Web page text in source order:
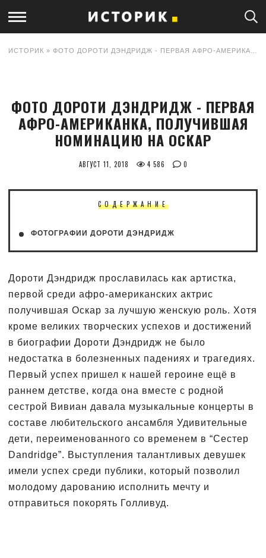
ИСТОРИК » ФОТО ДОРОТИ ДЭНДРИДЖ - ПЕРВАЯ АФРО-АМЕРИКАНКА, ПОЛУЧИВШАЯ НОМИНАЦИЮ НА ОСКАР
ФОТО ДОРОТИ ДЭНДРИДЖ - ПЕРВАЯ
АФРО-АМЕРИКАНКА, ПОЛУЧИВШАЯ
НОМИНАЦИЮ НА ОСКАР
АВГУСТ 11, 2018 4 586 0
СОДЕРЖАНИЕ
ФОТОГРАФИИ ДОРОТИ ДЭНДРИДЖ
Дороти Дэндридж прославилась как артистка,
первой среди афро-американских актрис
получившая Оскар за лучшую женскую роль. Хотя
кроме великих творческих успехов и достижений
в биографии Дороти Дэндридж не было
недостатка в болезненных падениях и трагедиях.
Первый успех пришел к нашей героине ещё в
раннем детстве, когда она вместе с родной
сестрой Вивиан давала музыкальные концерты в
составе любительского ансамбля Удивительные
дети, переименованного со временем в “Сестер
Dandridge”. Выступления талантливых девушек
имели успех среди публики, который позволил
молодому дарованию исполнить мечту и
отправиться покорять Голливуд.